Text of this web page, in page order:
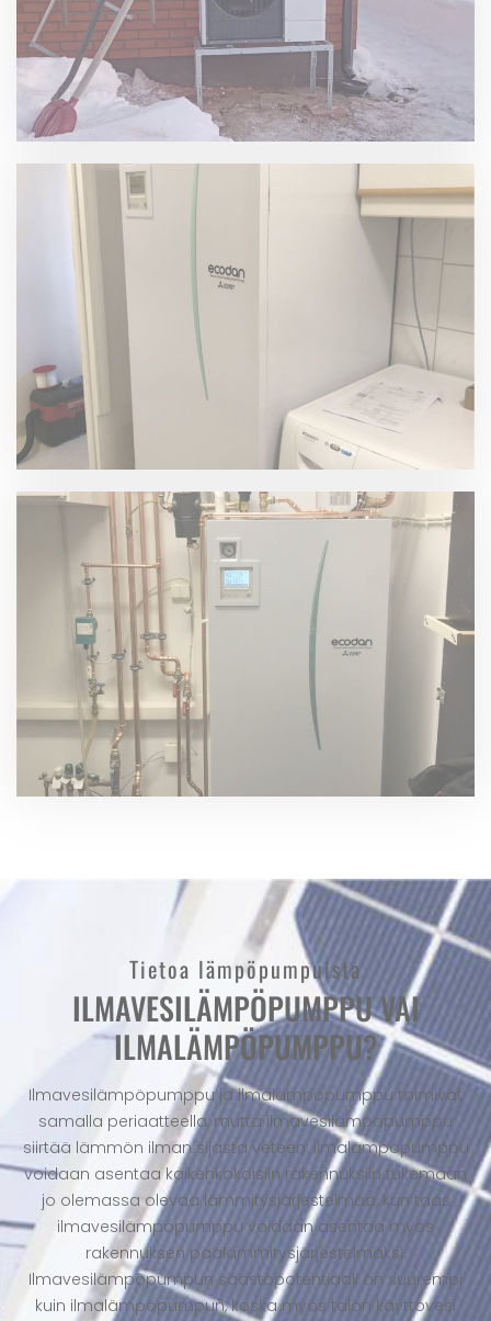
Tietoa lämpöpumpuista
ILMAVESILÄMPÖPUMPPU VAI
ILMALÄMPÖPUMPPU?
Ilmavesilämpöpumppu ja ilmalämpöpumppu toimivat
samalla periaatteella, mutta ilmavesilämpöpumppu
siirtää lämmön ilman sijasta veteen. Ilmalämpöpumppu
voidaan asentaa kaikenkokoisiin rakennuksiin tukemaan
jo olemassa olevaa lämmitysjärjestelmää, kun taas
ilmavesilämpöpumppu voidaan asentaa myös
rakennuksen päälämmitysjärjestelmäksi.
Ilmavesilämpöpumpun säästöpotentiaali on suurempi
kuin ilmalämpöpumpun, koska myös talon käyttövesi